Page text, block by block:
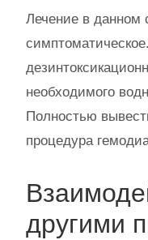
Лечение в данном
необходимого
Полностью
процедура
другими